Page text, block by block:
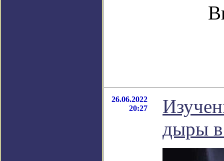
26.06.2022
20:27
дыры в